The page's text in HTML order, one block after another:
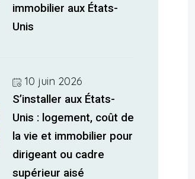
immobilier aux États-
Unis
10 juin 2026
S’installer aux États-
Unis : logement, coût de
la vie et immobilier pour
dirigeant ou cadre
supérieur aisé